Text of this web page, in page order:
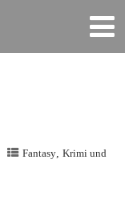
Fantasy ,Krimi und